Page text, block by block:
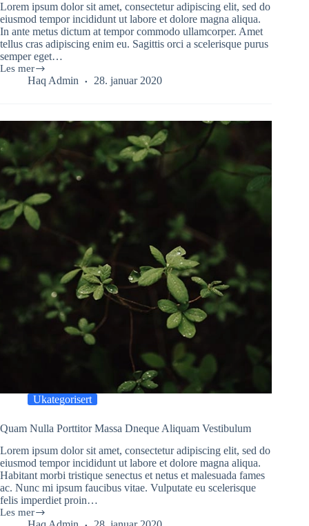
Lorem ipsum dolor sit amet, consectetur adipiscing elit, sed do
eiusmod tempor incididunt ut labore et dolore magna aliqua.
In ante metus dictum at tempor commodo ullamcorper. Amet
tellus cras adipiscing enim eu. Sagittis orci a scelerisque purus
semper eget…
Les mer
Scelerisque
Indictum
Aerat
Turpis
Haq Admin 28. januar 2020
Ukategorisert
Quam Nulla Porttitor Massa Dneque Aliquam Vestibulum
Lorem ipsum dolor sit amet, consectetur adipiscing elit, sed do
eiusmod tempor incididunt ut labore et dolore magna aliqua.
Habitant morbi tristique senectus et netus et malesuada fames
ac. Nunc mi ipsum faucibus vitae. Vulputate eu scelerisque
felis imperdiet proin…
Les mer
Quam